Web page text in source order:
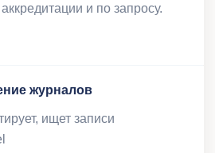
и по запросу.
журналов
ищет записи